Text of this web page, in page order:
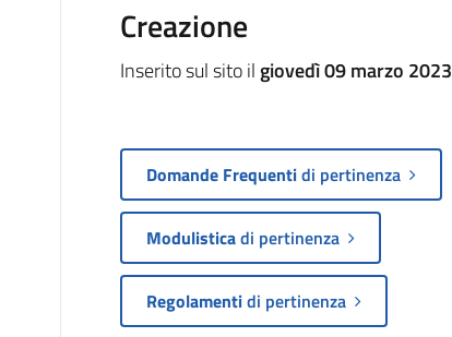
Creazione
Inserito sul sito il giovedì 09 marzo 2023
Domande Frequentidi pertinenza
Modulisticadi pertinenza
Regolamentidi pertinenza